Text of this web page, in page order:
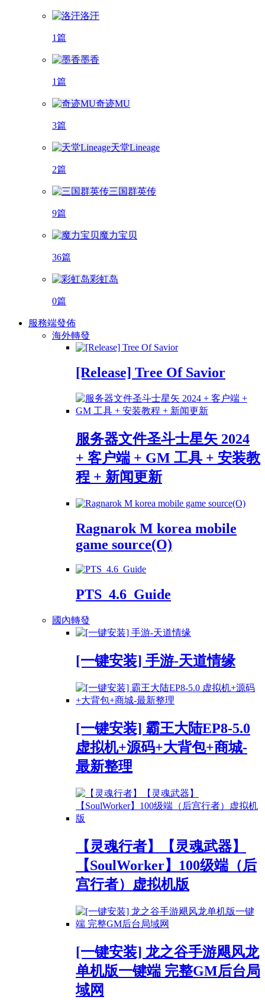
洛汗
1篇
墨香
1篇
奇迹MU
3篇
天堂Lineage
2篇
三国群英传
9篇
魔力宝贝
36篇
彩虹岛
0篇
服務端發佈
海外轉發
[Release] Tree Of Savior
服务器文件圣斗士星矢 2024
+ 客户端 + GM 工具 + 安装教
程 + 新闻更新
Ragnarok M korea mobile
game source(O)
PTS_4.6_Guide
國內轉發
[一键安装] 手游-天道情缘
[一键安装] 霸王大陆EP8-5.0
虚拟机+源码+大背包+商城-
最新整理
【灵魂行者】【灵魂武器】
【SoulWorker】100级端（后
宫行者）虚拟机版
[一键安装] 龙之谷手游飓风龙
单机版一键端 完整GM后台局
域网